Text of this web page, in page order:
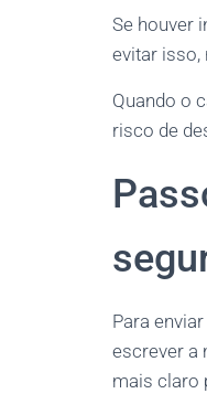
Se houver
evitar isso,
Quando o
risco de
Para
escrever a
mais claro